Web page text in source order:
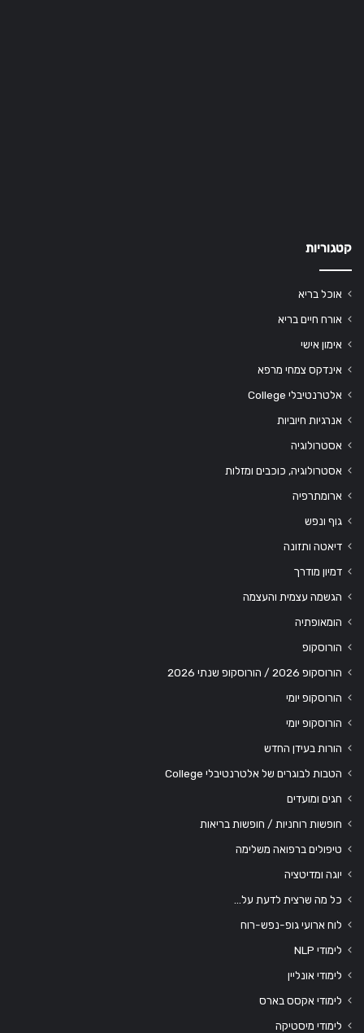
קטגוריות
אוכל בריא
אורח חיים בריא
אימון אישי
אינדקס צמחי מרפא
אלטרנטיבלי College
אנרגיות חיוביות
אסטרולוגיה
אסטרולוגיה, כוכבים ומזלות
ארומתרפיה
גוף ונפש
דיאטה ותזונה
דמיון מודרך
הגשמה עצמית והעצמה
הומאופתיה
הורוסקופ
הורוסקופ 2026 / הורוסקופ שנתי 2026
הורוסקופ יומי
הורוסקופ יומי
הורות בעידן החדש
הטבות לבוגרים של אלטרנטיבלי College
חגים ומועדים
חופשות רוחניות / חופשות בריאות
טיפולים ברפואה משלימה
יוגה ומדיטציה
כל מה שרצית לדעת על…
לוח ארועי גופ-נפש-רוח
לימודי NLP
לימודי אונליין
לימודי אקסס בארס
לימודי מיסטיקה